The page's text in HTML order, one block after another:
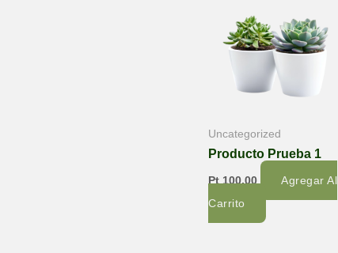
Uncategorized
Producto Prueba 1
Pt 100,00
Agregar Al
Carrito